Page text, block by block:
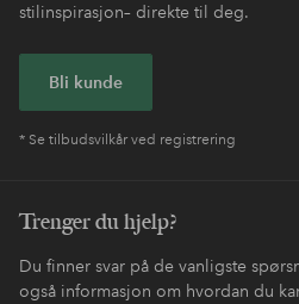
stilinspirasjon– direkte til deg.
Bli kunde
* Se tilbudsvilkår ved registrering
Trenger du hjelp?
Du finner svar på de vanligste
også informasjon om hvordan du